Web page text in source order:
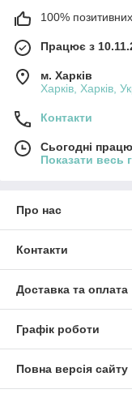
100% позитивних
Працює з
м. Харків
Харків, Харків,
Контакти
Сьогодні
Показати весь
Про нас
Контакти
Доставка та оплата
Графік роботи
Повна версія сайту